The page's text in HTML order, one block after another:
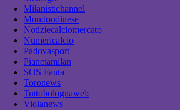
Milanistichannel
Mondoudinese
Notiziecalciomercato
Numericalcio
Padovasport
Pianetamilan
SOS Fanta
Toronews
Tuttobolognaweb
Violanews